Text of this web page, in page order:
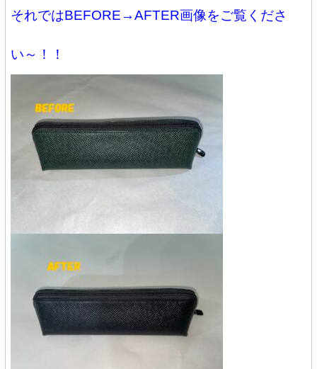
それではBEFORE→AFTER画像をご覧くださ
い～！！